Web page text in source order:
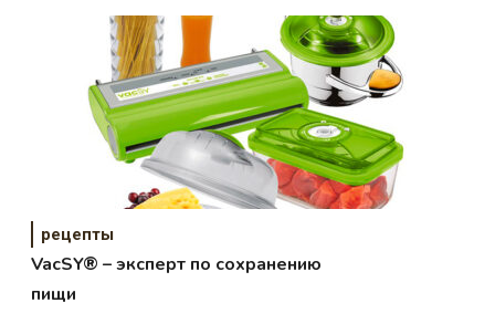
рецепты
VacSY® – эксперт по сохранению
пищи